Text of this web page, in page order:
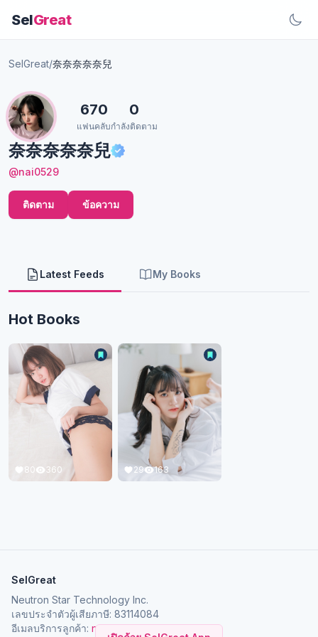
SelGreat
SelGreat/奈奈奈奈奈兒
奈奈奈奈奈兒
@nai0529
670
แฟนคลับ
0
กำลังติดตาม
ติดตาม ข้อความ
Latest Feeds My Books
Hot Books
80 360 29 163
SelGreat
Neutron Star Technology Inc.
เลขประจำตัวผู้เสียภาษี: 83114084
อีเมลบริการลูกค้า: neutronstar.ai@gmail.com